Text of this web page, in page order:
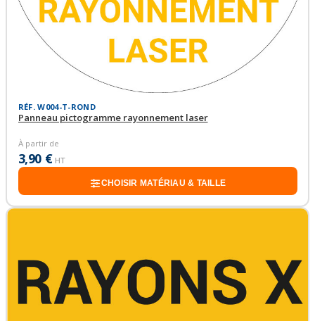
RÉF. W004-T-ROND
Panneau pictogramme rayonnement laser
À partir de
3,90 € HT
CHOISIR MATÉRIAU & TAILLE